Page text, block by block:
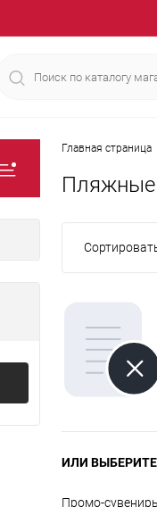
Главная страница
Пляжные
ИЛИ
Промо-